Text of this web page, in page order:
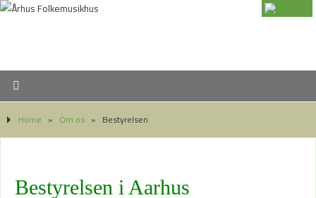
Home » Om os » Bestyrelsen
Bestyrelsen i Aarhus